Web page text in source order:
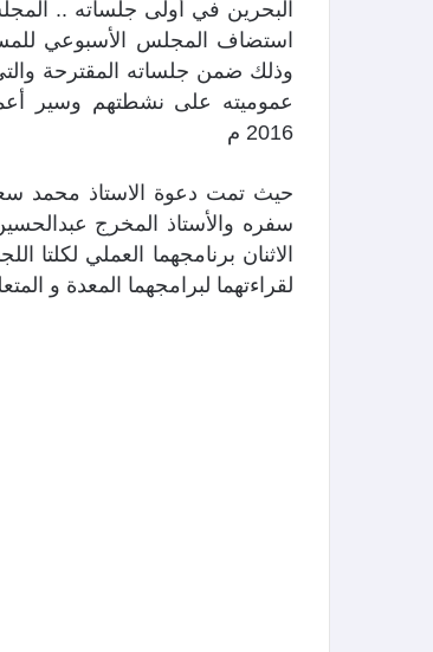
البحرين في أولى جلساته ..
استضاف المجلس الأسبوعي
وذلك ضمن جلساته المقترحة
عموميته على نشطتهم وسير
2016 م
حيث تمت دعوة الاستاذ محمد
سفره والأستاذ المخرج
الاثنان برنامجهما العملي
لقراءتهما لبرامجهما المعدة و